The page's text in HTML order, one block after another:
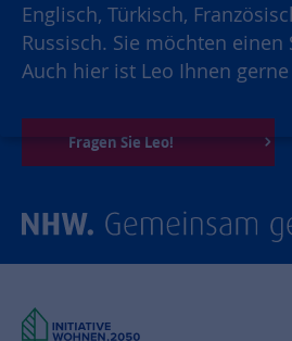
Englisch, Türkisch,
Russisch. Sie möchten einen
Auch hier ist Leo Ihnen
Fragen Sie Leo!